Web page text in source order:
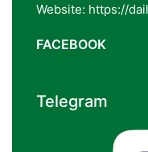
Website: https://
FACEBOOK
Telegram